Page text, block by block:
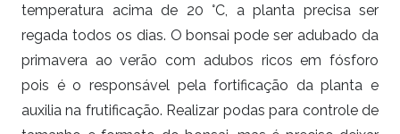
temperatura acima de 20 °C, a planta precisa ser
regada todos os dias. O bonsai pode ser adubado da
primavera ao verão com adubos ricos em fósforo
pois é o responsável pela fortificação da planta e
auxilia na frutificação. Realizar podas para controle de